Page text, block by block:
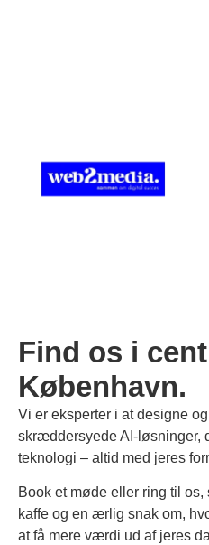
Find os i
København.
Vi er eksperter i at designe
skræddersyede AI‑løsninger,
teknologi – altid med jeres
Book et møde eller ring til
kaffe og en ærlig snak om,
at få mere værdi ud af jeres